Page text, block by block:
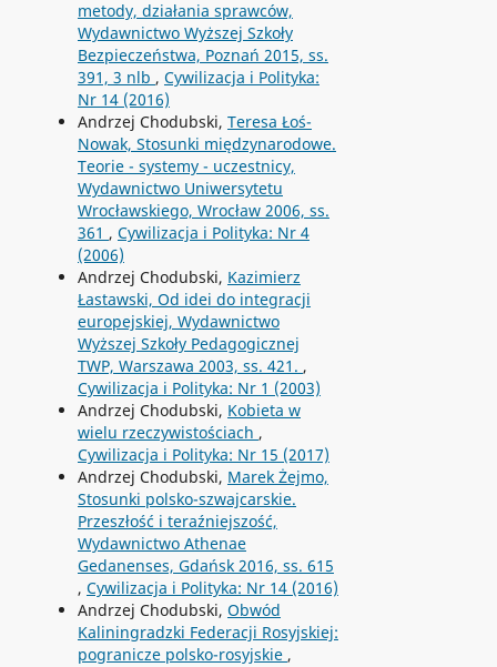
metody, działania sprawców,
Wydawnictwo Wyższej Szkoły
Bezpieczeństwa, Poznań 2015, ss.
391, 3 nlb , Cywilizacja i Polityka:
Nr 14 (2016)
Andrzej Chodubski, Teresa Łoś-
Nowak, Stosunki międzynarodowe.
Teorie - systemy - uczestnicy,
Wydawnictwo Uniwersytetu
Wrocławskiego, Wrocław 2006, ss.
361 , Cywilizacja i Polityka: Nr 4
(2006)
Andrzej Chodubski, Kazimierz
Łastawski, Od idei do integracji
europejskiej, Wydawnictwo
Wyższej Szkoły Pedagogicznej
TWP, Warszawa 2003, ss. 421. ,
Cywilizacja i Polityka: Nr 1 (2003)
Andrzej Chodubski, Kobieta w
wielu rzeczywistościach ,
Cywilizacja i Polityka: Nr 15 (2017)
Andrzej Chodubski, Marek Żejmo,
Stosunki polsko-szwajcarskie.
Przeszłość i teraźniejszość,
Wydawnictwo Athenae
Gedanenses, Gdańsk 2016, ss. 615
, Cywilizacja i Polityka: Nr 14 (2016)
Andrzej Chodubski, Obwód
Kaliningradzki Federacji Rosyjskiej:
pogranicze polsko-rosyjskie ,